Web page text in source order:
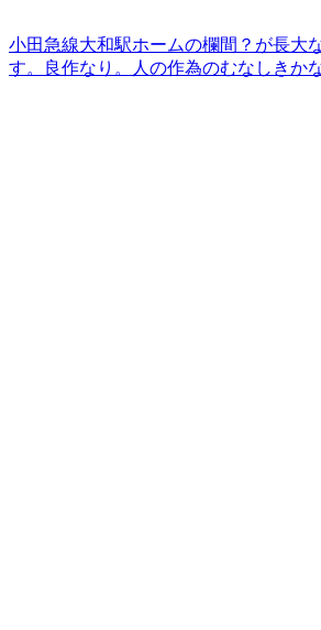
小田急線大和駅ホームの欄間？が長大
す。良作なり。人の作為のむなしきかな